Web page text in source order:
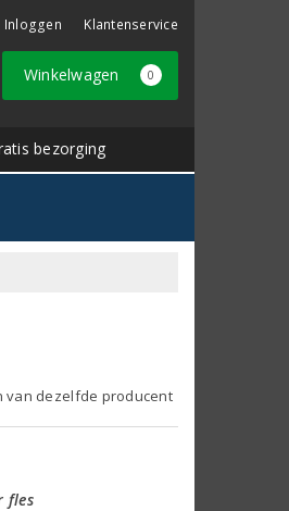
Inloggen Klantenservice
Winkelwagen 0
bezorging
van dezelfde producent
fles